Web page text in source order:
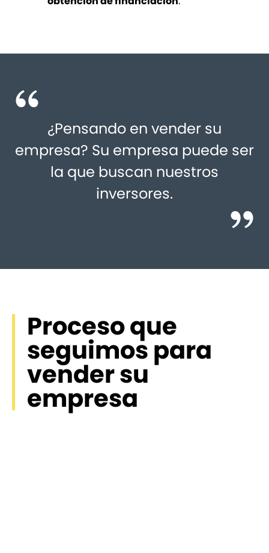
¿Pensando en vender su
empresa? Su empresa puede ser
la que buscan nuestros
inversores.
Proceso que
seguimos para
vender su
empresa